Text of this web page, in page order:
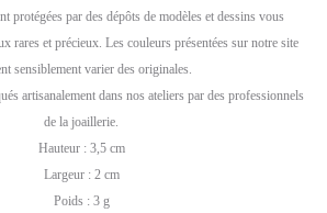
protégées par des dépôts de modèles et dessins vous
rares et précieux. Les couleurs présentées sur notre site
sensiblement varier des originales.
artisanalement dans nos ateliers par des professionnels
de la joaillerie.
Hauteur : 3,5 cm
Largeur : 2 cm
Poids : 3 g